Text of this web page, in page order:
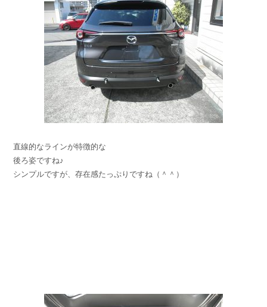
直線的なラインが特徴的な
後ろ姿ですね♪
シンプルですが、存在感たっぷりですね（＾＾）